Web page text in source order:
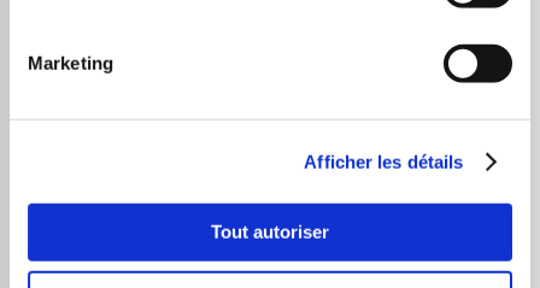
Marketing
Afficher les détails
Tout autoriser
Share This Post
PREVIOUS ARTICLE NEXT ARTICLE